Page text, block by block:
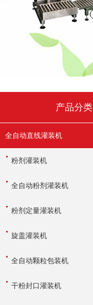
产品分类
全自动直线灌装机
粉剂灌装机
全自动粉剂灌装机
粉剂定量灌装机
旋盖灌装机
全自动颗粒包装机
干粉封口灌装机